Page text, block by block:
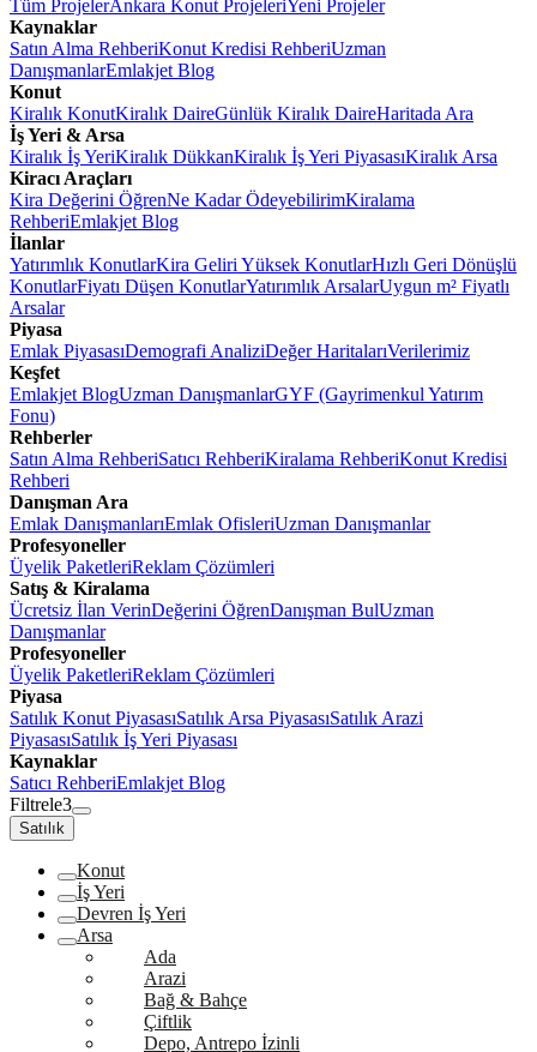
Tüm ProjelerAnkara Konut ProjeleriYeni Projeler
Kaynaklar
Satın Alma RehberiKonut Kredisi RehberiUzman
DanışmanlarEmlakjet Blog
Konut
Kiralık KonutKiralık DaireGünlük Kiralık DaireHaritada Ara
İş Yeri & Arsa
Kiralık İş YeriKiralık DükkanKiralık İş Yeri PiyasasıKiralık Arsa
Kiracı Araçları
Kira Değerini ÖğrenNe Kadar ÖdeyebilirimKiralama
RehberiEmlakjet Blog
İlanlar
Yatırımlık KonutlarKira Geliri Yüksek KonutlarHızlı Geri Dönüşlü
KonutlarFiyatı Düşen KonutlarYatırımlık ArsalarUygun m² Fiyatlı
Arsalar
Piyasa
Emlak PiyasasıDemografi AnaliziDeğer HaritalarıVerilerimiz
Keşfet
Emlakjet BlogUzman DanışmanlarGYF (Gayrimenkul Yatırım
Fonu)
Rehberler
Satın Alma RehberiSatıcı RehberiKiralama RehberiKonut Kredisi
Rehberi
Danışman Ara
Emlak DanışmanlarıEmlak OfisleriUzman Danışmanlar
Profesyoneller
Üyelik PaketleriReklam Çözümleri
Satış & Kiralama
Ücretsiz İlan VerinDeğerini ÖğrenDanışman BulUzman
Danışmanlar
Profesyoneller
Üyelik PaketleriReklam Çözümleri
Piyasa
Satılık Konut PiyasasıSatılık Arsa PiyasasıSatılık Arazi
PiyasasıSatılık İş Yeri Piyasası
Kaynaklar
Satıcı RehberiEmlakjet Blog
Filtrele3
Satılık
Konut
İş Yeri
Devren İş Yeri
Arsa
Ada
Arazi
Bağ & Bahçe
Çiftlik
Depo, Antrepo İzinli